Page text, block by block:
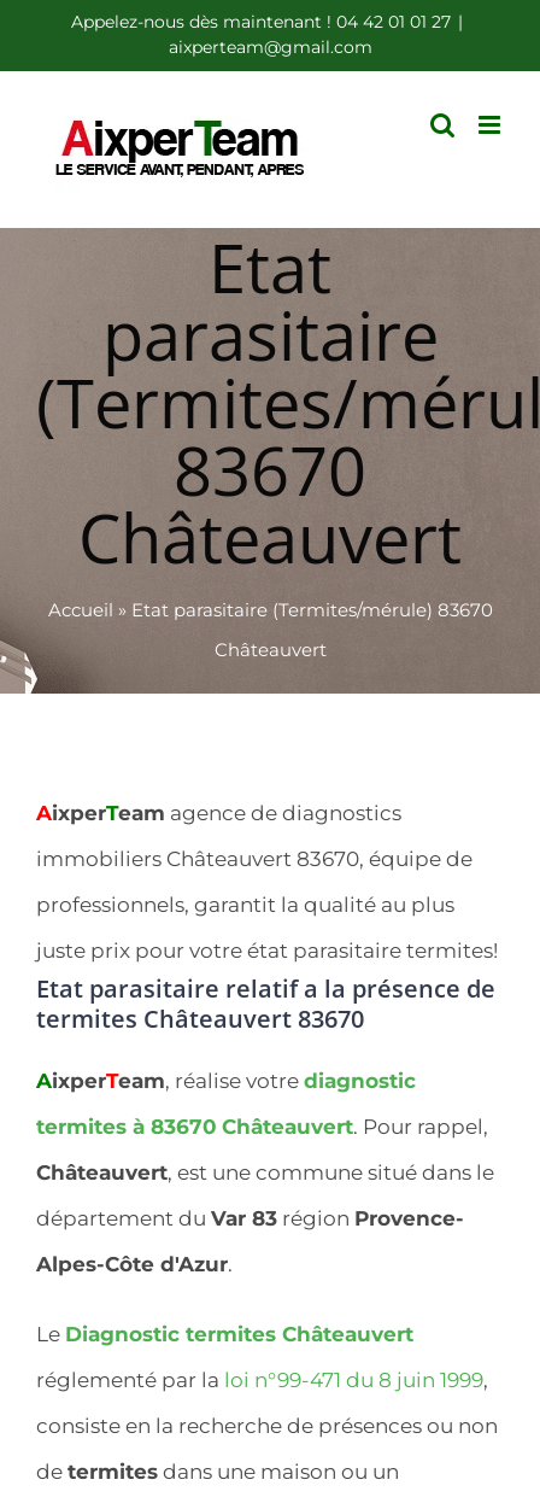
au
contenu
Appelez-nous dès maintenant ! 04 42 01 01 27 |
aixperteam@gmail.com
Etat
parasitaire
(Termites/
83670
Châteauvert
Accueil » Etat parasitaire (Termites/mérule) 83670
Châteauvert
AixperTeam agence de diagnostics
immobiliers Châteauvert 83670, équipe de
professionnels, garantit la qualité au plus
juste prix pour votre état parasitaire termites!
Etat parasitaire relatif a la présence de
termites Châteauvert 83670
AixperTeam, réalise votre diagnostic
termites à 83670 Châteauvert. Pour rappel,
Châteauvert, est une commune situé dans le
département du Var 83 région Provence-
Alpes-Côte d'Azur.
Le Diagnostic termites Châteauvert
réglementé par la loi n°99-471 du 8 juin 1999,
consiste en la recherche de présences ou non
de termites dans une maison ou un